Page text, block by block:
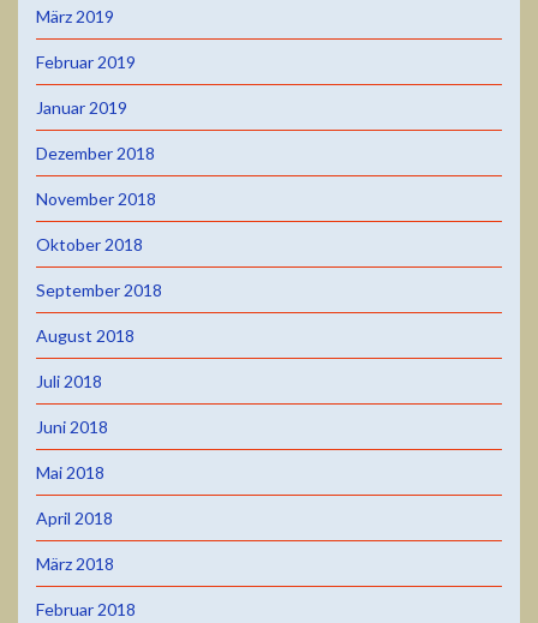
März 2019
Februar 2019
Januar 2019
Dezember 2018
November 2018
Oktober 2018
September 2018
August 2018
Juli 2018
Juni 2018
Mai 2018
April 2018
März 2018
Februar 2018